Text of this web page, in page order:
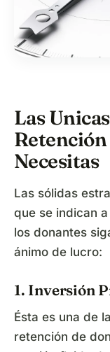
Las
Retención
Necesitas
Las sólidas
que se indican
los donantes
ánimo de lucro:
1. Inversión
Ésta es una de
retención de